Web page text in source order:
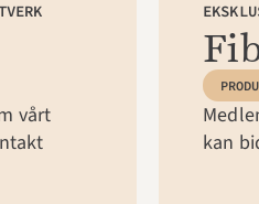
vårt
kan